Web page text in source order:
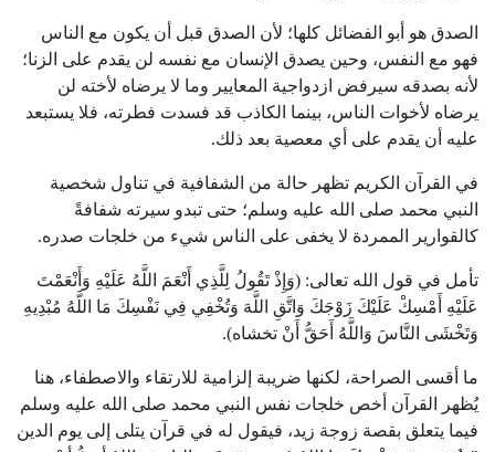
الصدق هو أبو الفضائل كلها؛ لأن الصدق قبل أن يكون مع الناس
فهو مع النفس، وحين يصدق الإنسان مع نفسه لن يقدم على الزنا؛
لأنه بصدقه سيرفض ازدواجية المعايير وما لا يرضاه لأخته لن
يرضاه لأخوات الناس، بينما الكاذب قد فسدت فطرته، فلا يستبعد
عليه أن يقدم على أي معصية بعد ذلك.
في القرآن الكريم تظهر حالة من الشفافية في تناول شخصية
النبي محمد صلى الله عليه وسلم؛ حتى تبدو سيرته شفافةً
كالقوارير الممردة لا يخفى على الناس شيء من خلجات صدره.
تأمل في قول الله تعالى: (وَإِذْ تَقُولُ لِلَّذِي أَنْعَمَ اللَّهُ عَلَيْهِ وَأَنْعَمْتَ
عَلَيْهِ أَمْسِكْ عَلَيْكَ زَوْجَكَ وَاتَّقِ اللَّهَ وَتُخْفِي فِي نَفْسِكَ مَا اللَّهُ مُبْدِيهِ
وَتَخْشَى النَّاسَ وَاللَّهُ أَحَقُّ أَنْ تخشاه).
ما أقسى الصراحة، لكنها ضريبة إلزامية للارتقاء والاصطفاء، هنا
يُظهر القرآن أخص خلجات نفس النبي محمد صلى الله عليه وسلم
فيما يتعلق بقصة زوجة زيد، فيقول له في قرآن يتلى إلى يوم الدين